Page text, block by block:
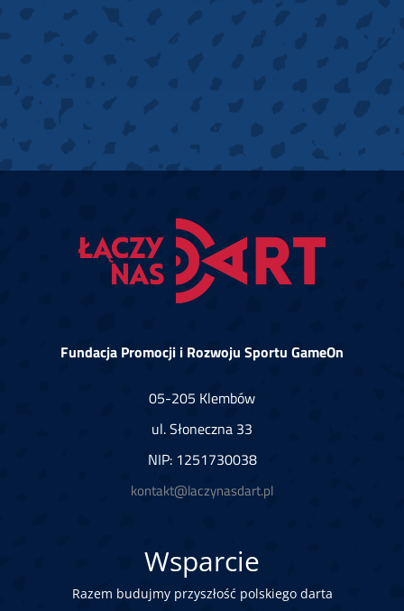
Fundacja Promocji i Rozwoju Sportu GameOn
05-205 Klembów
ul. Słoneczna 33
NIP: 1251730038
kontakt@laczynasdart.pl
Wsparcie
Razem budujmy przyszłość polskiego darta